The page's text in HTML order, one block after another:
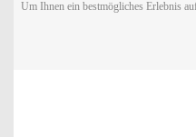
Um Ihnen ein bestmögliches Erlebnis